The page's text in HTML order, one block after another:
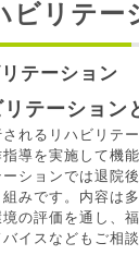
ビリテー
テーション
テーション
されるリハビリテ
導を実施して機
ションでは退院
みです。内容は
の評価を通し、
イスなどもご相